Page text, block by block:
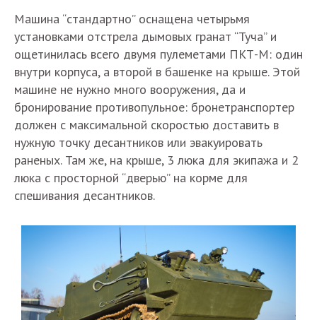
Машина “стандартно” оснащена четырьмя
установками отстрела дымовых гранат “Туча” и
ощетинилась всего двумя пулеметами ПКТ-М: один
внутри корпуса, а второй в башенке на крыше. Этой
машине не нужно много вооружения, да и
бронирование противопульное: бронетранспортер
должен с максимальной скоростью доставить в
нужную точку десантников или эвакуировать
раненых. Там же, на крыше, 3 люка для экипажа и 2
люка с просторной “дверью” на корме для
спешивания десантников.